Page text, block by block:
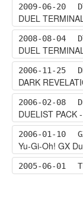
2009-06-20
DUEL
2008-08-04
DUEL
2006-11-25
DARK
2006-02-08
DUELIST PACK
2006-01-10
Yu-Gi-Oh! GX
2005-06-01